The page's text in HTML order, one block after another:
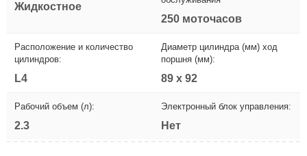
Жидкостное
250 моточасов
Расположение и количество
цилиндров:
L4
Диаметр цилиндра (мм) ход
поршня (мм):
89 х 92
Рабочий объем (л):
2.3
Электронный блок управления:
Нет